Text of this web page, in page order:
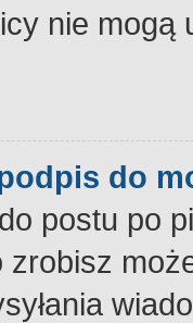
nie
do
postu po
zrobisz